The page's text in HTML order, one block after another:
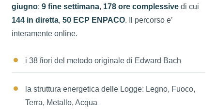
giugno: 9 fine settimana, 178 ore complessive di cui
144 in diretta, 50 ECP ENPACO. Il percorso e’
interamente online.
i 38 fiori del metodo originale di Edward Bach
la struttura energetica delle Logge: Legno, Fuoco,
Terra, Metallo, Acqua